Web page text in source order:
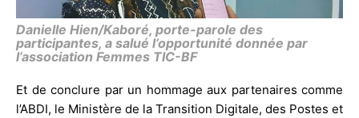
Danielle Hien/Kaboré, porte-parole des
participantes, a salué l’opportunité donnée par
l’association Femmes TIC-BF
Et de conclure par un hommage aux partenaires comme
l’ABDI, le Ministère de la Transition Digitale, des Postes et